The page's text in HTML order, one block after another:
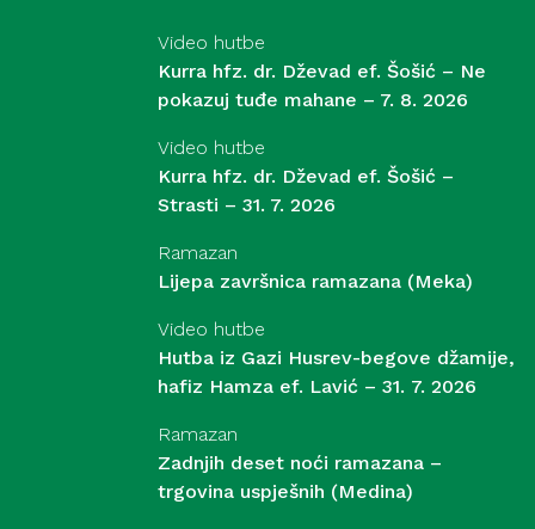
Video hutbe
Kurra hfz. dr. Dževad ef. Šošić – Ne
pokazuj tuđe mahane – 7. 8. 2026
Video hutbe
Kurra hfz. dr. Dževad ef. Šošić –
Strasti – 31. 7. 2026
Ramazan
Lijepa završnica ramazana (Meka)
Video hutbe
Hutba iz Gazi Husrev-begove džamije,
hafiz Hamza ef. Lavić – 31. 7. 2026
Ramazan
Zadnjih deset noći ramazana –
trgovina uspješnih (Medina)